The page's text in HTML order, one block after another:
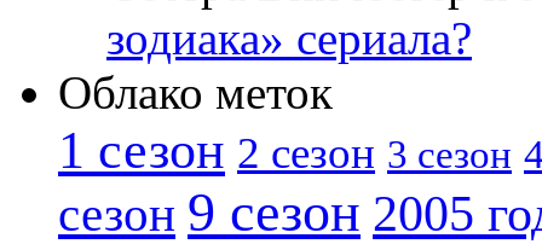
зодиака» сериала?
Облако меток
1 сезон 2 сезон 3 сезон
сезон 9 сезон 2005